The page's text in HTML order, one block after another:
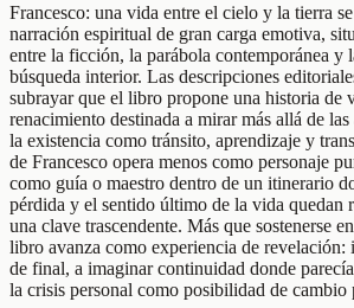
Francesco: una vida entre el cielo y la tierra
narración espiritual de gran carga emotiva,
entre la ficción, la parábola contemporánea y
búsqueda interior. Las descripciones
subrayar que el libro propone una historia de
renacimiento destinada a mirar más allá de
la existencia como tránsito, aprendizaje y
de Francesco opera menos como personaje
como guía o maestro dentro de un itinerario
pérdida y el sentido último de la vida quedan
una clave trascendente. Más que sostenerse
libro avanza como experiencia de revelación:
de final, a imaginar continuidad donde
la crisis personal como posibilidad de cambio